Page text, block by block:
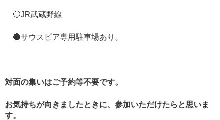
🔵JR武蔵野線
🔵サウスピア専用駐車場あり。
対面の集いはご予約等不要です。
お気持ちが向きましたときに、参加いただけたらと思いま
す。